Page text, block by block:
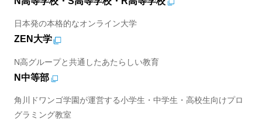
日本発の本格的なオンライン大学
ZEN大学
N高グループと共通したあたらしい教育
N中等部
角川ドワンゴ学園が運営する小学生・中学生・高校生向けプロ
グラミング教室